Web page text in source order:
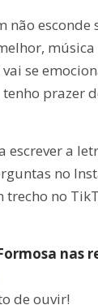
esconde
se
prazer
escrever a
no
no
nas
de ouvir!